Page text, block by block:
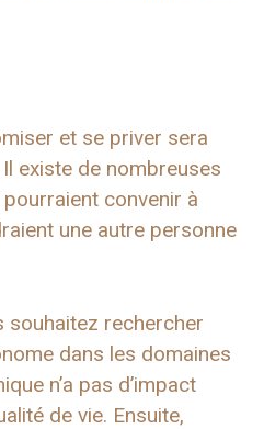
et se priver sera
existe de nombreuses
convenir à
une autre personne
souhaitez rechercher
dans les domaines
n’a pas d’impact
de vie. Ensuite,